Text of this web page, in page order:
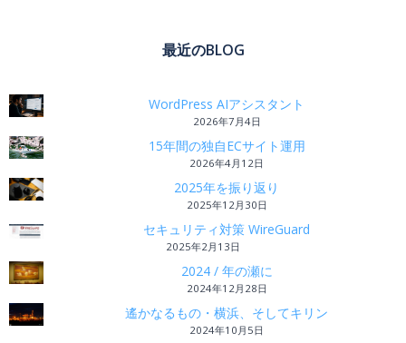
最近のBLOG
WordPress AIアシスタント
2026年7月4日
15年間の独自ECサイト運用
2026年4月12日
2025年を振り返り
2025年12月30日
セキュリティ対策 WireGuard
2025年2月13日
2024 / 年の瀬に
2024年12月28日
遙かなるもの・横浜、そしてキリン
2024年10月5日